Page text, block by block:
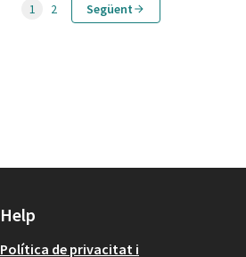
1 2 Següent
Help
Política de privacitat i